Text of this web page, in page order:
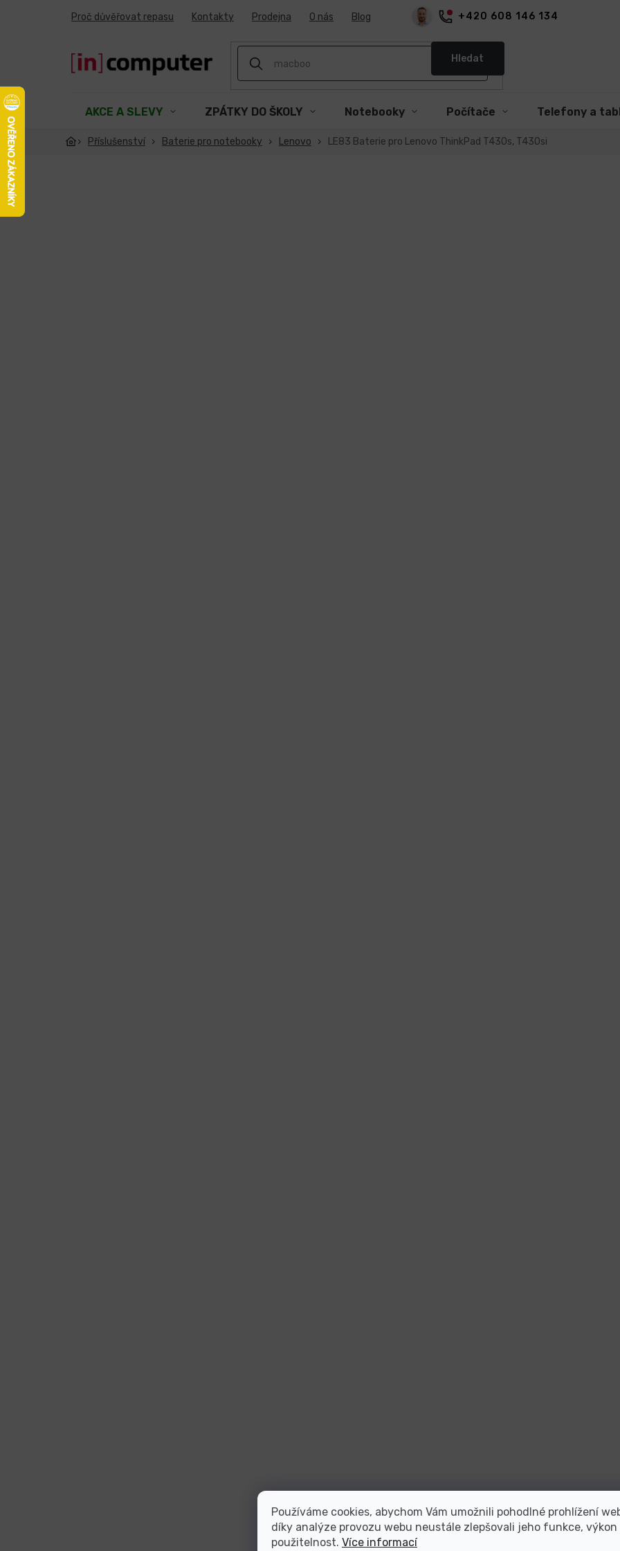
Používáme cookies, abychom Vám umožnili pohodlné prohlížení
díky analýze provozu webu neustále zlepšovali jeho funkce, výkon
použitelnost. Více informací
+420 608 146 134
Proč důvěřovat repasu Kontakty Prodejna O nás Blog
Hledat
AKCE A SLEVY ZPÁTKY DO ŠKOLY Notebooky Počítače Telefony a
Příslušenství Baterie pro notebooky Lenovo LE83 Baterie pro Lenovo ThinkPad T430s, T430si